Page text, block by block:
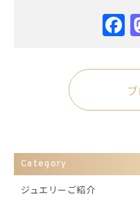
Category
ジュエリーご紹介